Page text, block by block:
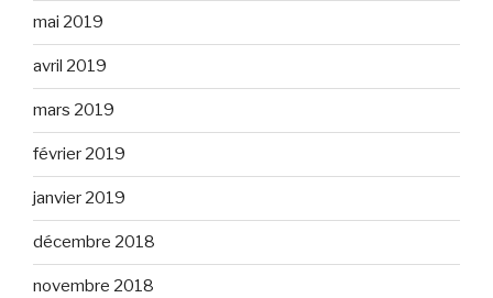
mai 2019
avril 2019
mars 2019
février 2019
janvier 2019
décembre 2018
novembre 2018